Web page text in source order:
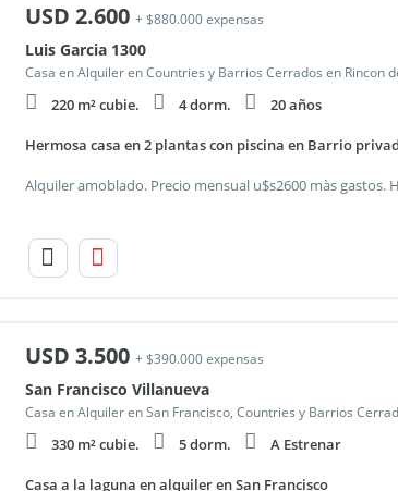
USD 2.600 + $880.000 expensas
Luis Garcia 1300
Casa en Alquiler en Countries y Barrios Cerrados en Rincon
220 m² cubie. 4 dorm. 20 años
Hermosa casa en 2 plantas con piscina en Barrio
USD 3.500 + $390.000 expensas
San Francisco Villanueva
Casa en Alquiler en San Francisco, Countries y Barrios
330 m² cubie. 5 dorm. A Estrenar
Casa a la laguna en alquiler en San Francisco